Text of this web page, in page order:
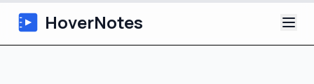
HoverNotes